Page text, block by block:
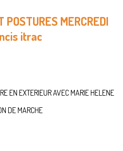
POSTURES MERCREDI
itrac
EN EXTERIEUR AVEC MARIE HELENE
DE MARCHE